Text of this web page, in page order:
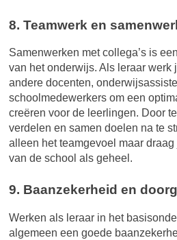
8. Teamwerk en
Samenwerken met collega’s is
van het onderwijs. Als leraar werk
andere docenten,
schoolmedewerkers om een
creëren voor de leerlingen. Door
verdelen en samen doelen na te
alleen het teamgevoel maar
van de school als geheel.
9. Baanzekerheid en
Werken als leraar in het
algemeen een goede